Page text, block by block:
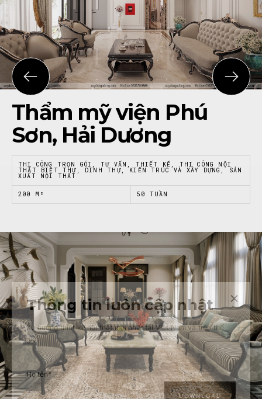
Thông tin luôn cập nhật
Xu hướng thiết kế nội thất mới nhất tại Việt Nam và trên thế
giới
Họ tên*
Thẩm mỹ viện Phú
Sơn, Hải Dương
THI CÔNG TRỌN GÓI, TƯ VẤN, THIẾT KẾ, THI CÔNG NỘI
THẤT BIỆT THỰ, DINH THỰ, KIẾN TRÚC VÀ XÂY DỰNG, SẢN
XUẤT NỘI THẤT
200 M² 50 TUẦN